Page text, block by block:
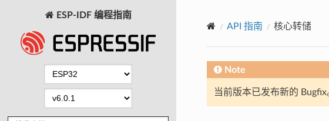
ESP-IDF 编程指南
API 指南 核心转储
Note
当前版本已发布新的